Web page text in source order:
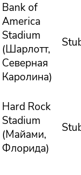
Bank of
America
Stadium
(Шарлотт,
Северная
Каролина)
Hard Rock
Stadium
(Майами,
Флорида)